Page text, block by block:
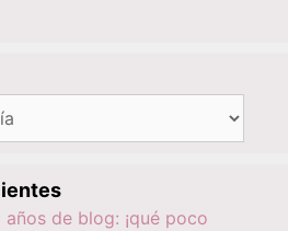
años de blog: ¡qué poco